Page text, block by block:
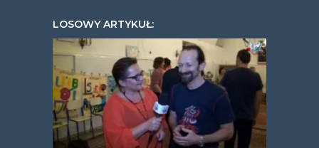
LOSOWY ARTYKUŁ: